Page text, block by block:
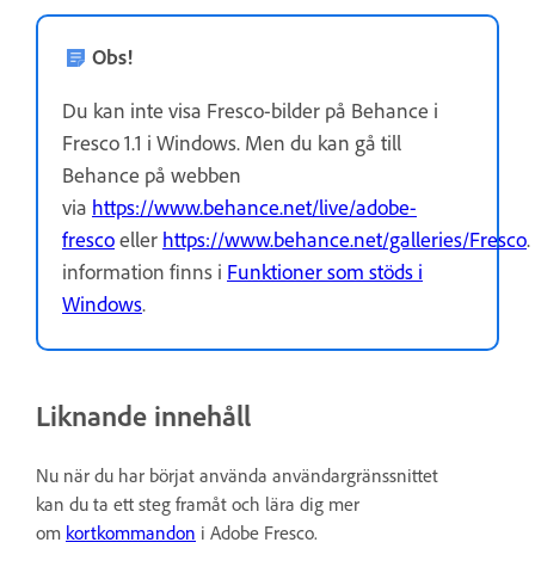
Obs!
Du kan inte visa Fresco-bilder på Behance i
Fresco 1.1 i Windows. Men du kan gå till
Behance på webben
via https://www.behance.net/live/adobe-
frescoeller https://www.behance.net/galleries/Fresco.
information finns i Funktioner som stöds i
Windows.
Liknande innehåll
Nu när du har börjat använda användargränssnittet
kan du ta ett steg framåt och lära dig mer
om kortkommandon i Adobe Fresco.